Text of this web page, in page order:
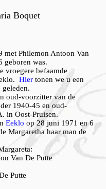
Boquet
met Philemon Antoon Van
geboren was.
vroegere befaamde
Hier tonen we u een
geleden.
oud-voorzitter van de
1940-45 en oud-
in Oost-Pruisen.
Eeklo op 28 juni 1971 en 6
Margaretha haar man de
Van De Putte
Putte